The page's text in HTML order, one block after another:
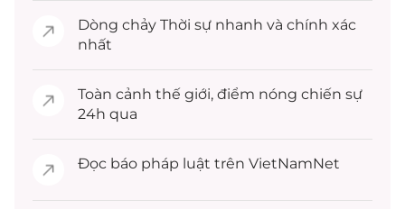
Dòng chảy Thời sự nhanh và chính xác
nhất
Toàn cảnh thế giới, điểm nóng chiến sự
24h qua
Đọc báo pháp luật trên VietNamNet